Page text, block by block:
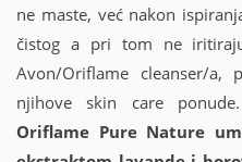
ne maste, već nakon
čistog a pri tom ne
Avon/Oriflame cleanser/a,
njihove skin care
Oriflame Pure Nature